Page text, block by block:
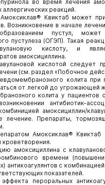
во время лечения
реакций.
Квиктаб может
Возникновение в начале
пустул,
пустулеза (ОГЭП). Такая
кислоту, и
амоксициллина.
кислотой следует
(см. раздел «Побочное
колита при
от легкой до угрожающей
колита у
антибиотик-
амоксициллин/
Препараты,
Амоксиклав® Квиктаб
кроветворения.
амоксициллина с
времени
антикоагулянтов с
показателей.
пероральных